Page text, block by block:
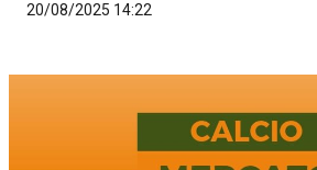
20/08/2025 14:22